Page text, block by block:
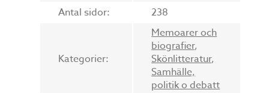
Antal sidor:
238
Kategorier:
Memoarer och
biografier,
Skönlitteratur,
Samhälle,
politik o debatt